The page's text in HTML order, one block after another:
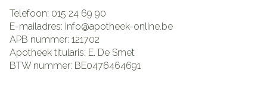
Telefoon: 015 24 69 90
E-mailadres: info@apotheek-online.be
APB nummer: 121702
Apotheek titularis: E. De Smet
BTW nummer: BE0476464691